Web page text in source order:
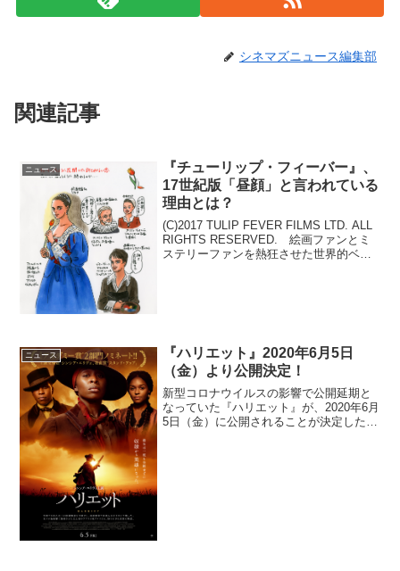
シネマズニュース編集部
関連記事
ニュース
『チューリップ・フィーバー』、
17世紀版「昼顔」と言われている
理由とは？
(C)2017 TULIP FEVER FILMS LTD. ALL
RIGHTS RESERVED. 絵画ファンとミ
ステリーファンを熱狂させた世界的ベス
ニュース
『ハリエット』2020年6月5日
（金）より公開決定！
新型コロナウイルスの影響で公開延期と
なっていた『ハリエット』が、2020年6月
5日（金）に公開されることが決定した。